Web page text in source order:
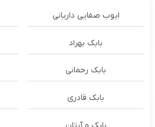
ایوب صفایی داریانی
بابک بهراد
بابک رحمانی
بابک قادری